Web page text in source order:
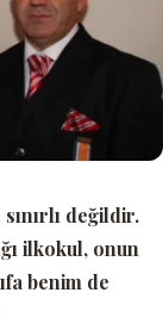
değildir.
ilkokul, onun
benim de